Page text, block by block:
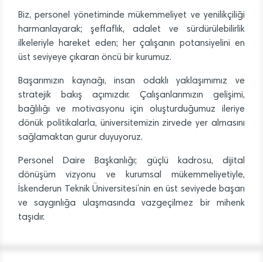
Biz, personel yönetiminde mükemmeliyet ve yenilikçiliği
harmanlayarak; şeffaflık, adalet ve sürdürülebilirlik
ilkeleriyle hareket eden; her çalışanın potansiyelini en
üst seviyeye çıkaran öncü bir kurumuz.
Başarımızın kaynağı, insan odaklı yaklaşımımız ve
stratejik bakış açımızdır. Çalışanlarımızın gelişimi,
bağlılığı ve motivasyonu için oluşturduğumuz ileriye
dönük politikalarla, üniversitemizin zirvede yer almasını
sağlamaktan gurur duyuyoruz.
Personel Daire Başkanlığı; güçlü kadrosu, dijital
dönüşüm vizyonu ve kurumsal mükemmeliyetiyle,
İskenderun Teknik Üniversitesi’nin en üst seviyede başarı
ve saygınlığa ulaşmasında vazgeçilmez bir mihenk
taşıdır.